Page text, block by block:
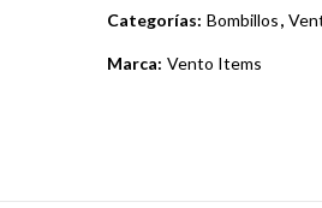
Categorías: Bombillos,
Marca: Vento Items